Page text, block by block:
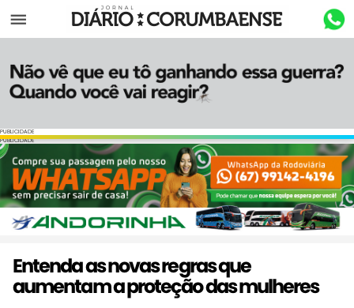
Menu
PUBLICIDADE
PUBLICIDADE
Entenda as novas regras que
aumentam a proteção das mulheres